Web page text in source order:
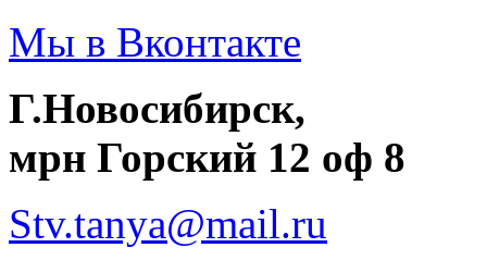
Мы в Вконтакте
Г.Новосибирск,
мрн Горский 12 оф 8
Stv.tanya@mail.ru